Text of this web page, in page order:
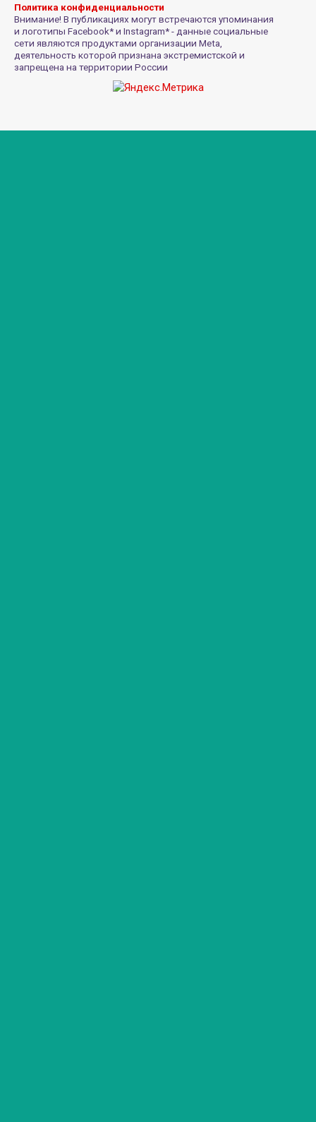
Политика конфиденциальности
Внимание! В публикациях могут встречаются упоминания
и логотипы Facebook* и Instagram* - данные социальные
сети являются продуктами организации Meta,
деятельность которой признана экстремистской и
запрещена на территории России